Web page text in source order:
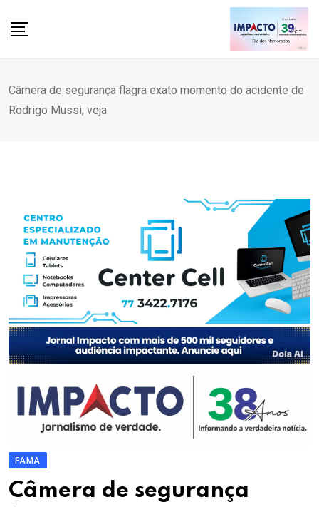
Câmera de segurança flagra exato momento do acidente de
Rodrigo Mussi; veja
FAMA
Câmera de segurança